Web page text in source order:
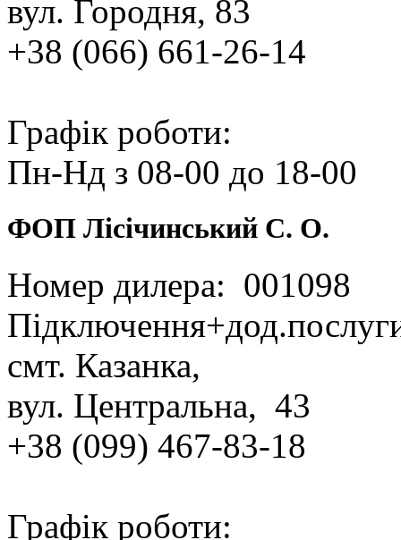
вул. Городня, 83
+38 (066) 661‑26‑14
Графік роботи:
Пн‑Нд з 08‑00 до 18‑00
ФОП Лісічинський С. О.
Номер дилера: 001098
смт. Казанка,
вул. Центральна, 43
+38 (099) 467‑83‑18
Графік роботи: